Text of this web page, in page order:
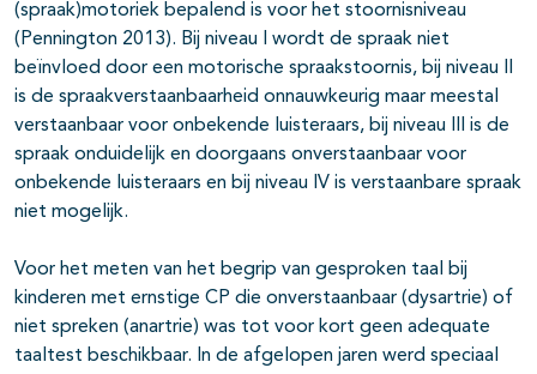
(spraak)motoriek bepalend is voor het stoornisniveau
(Pennington 2013). Bij niveau I wordt de spraak niet
beïnvloed door een motorische spraakstoornis, bij niveau II
is de spraakverstaanbaarheid onnauwkeurig maar meestal
verstaanbaar voor onbekende luisteraars, bij niveau III is de
spraak onduidelijk en doorgaans onverstaanbaar voor
onbekende luisteraars en bij niveau IV is verstaanbare spraak
niet mogelijk.
Voor het meten van het begrip van gesproken taal bij
kinderen met ernstige CP die onverstaanbaar (dysartrie) of
niet spreken (anartrie) was tot voor kort geen adequate
taaltest beschikbaar. In de afgelopen jaren werd speciaal